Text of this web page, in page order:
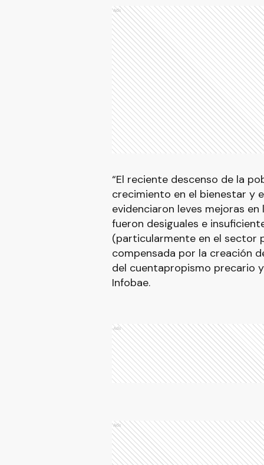
Ads
“El reciente descenso de la
crecimiento en el bienestar y
evidenciaron leves mejoras
fueron desiguales e
(particularmente en el sector
compensada por la creación
del cuentapropismo precario
Infobae.
Ads
Ads